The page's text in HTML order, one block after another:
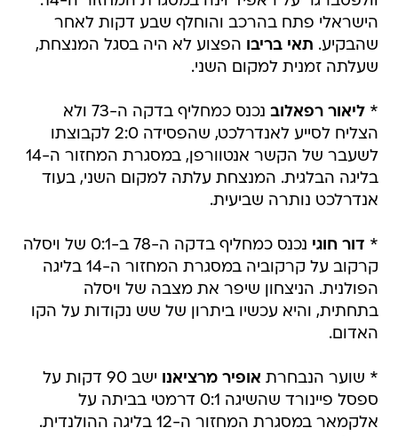
הישראלי פתח בהרכב והוחלף שבע דקות לאחר
שהבקיע. תאי בריבו הפצוע לא היה בסגל המנצחת,
שעלתה זמנית למקום השני.
*ליאור רפאלוב
נכנס כמחליף בדקה ה-73 ולא
הצליח לסייע לאנדרלכט, שהפסידה 2:0 לקבוצתו
לשעבר של הקשר אנטוורפן, במסגרת המחזור ה-14
בליגה הבלגית. המנצחת עלתה למקום השני, בעוד
אנדרלכט נותרה שביעית.
* דור חוגי
נכנס כמחליף בדקה ה-78 ב-0:1 של ויסלה
קרקוב על קרקוביה במסגרת המחזור ה-14 בליגה
הפולנית. הניצחון שיפר את מצבה של ויסלה
בתחתית, והיא עכשיו ביתרון של שש נקודות על הקו
האדום.
* שוער הנבחרת אופיר מרציאנו
ישב 90 דקות על
ספסל פיינורד שהשיגה 0:1 דרמטי בביתה על
אלקמאר במסגרת המחזור ה-12 בליגה ההולנדית.